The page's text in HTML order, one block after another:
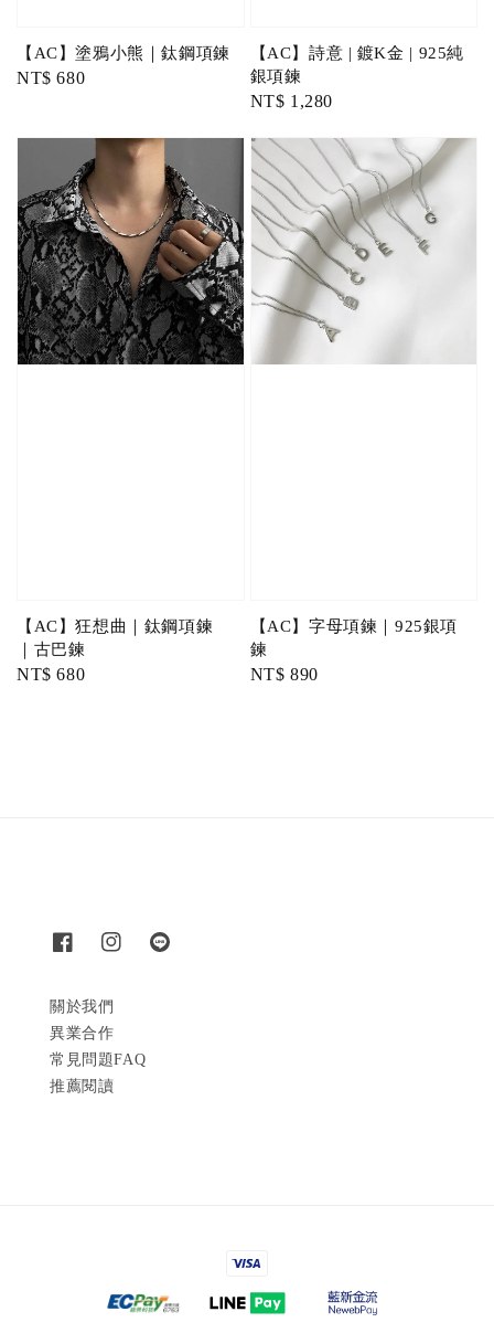
【AC】塗鴉小熊｜鈦鋼項鍊
Regular
NT$ 680
【AC】詩意 | 鍍K金 | 925純
銀項鍊
Regular
NT$ 1,280
【AC】狂想曲｜鈦鋼項鍊
｜古巴鍊
Regular
NT$ 680
【AC】字母項鍊｜925銀項
鍊
Regular
NT$ 890
關於我們
異業合作
常見問題FAQ
推薦閱讀